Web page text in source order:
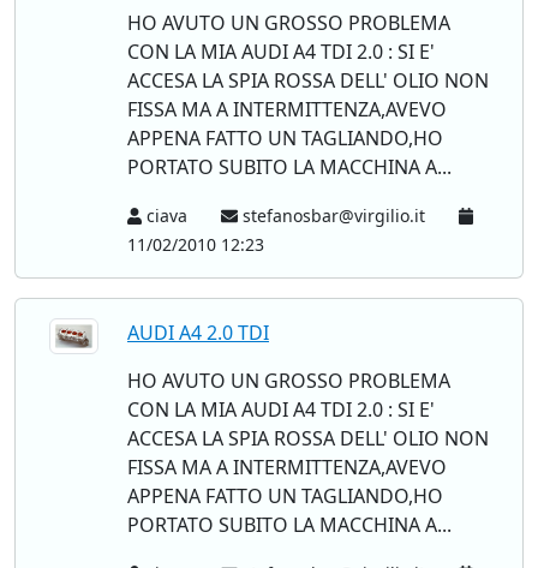
HO AVUTO UN GROSSO PROBLEMA
CON LA MIA AUDI A4 TDI 2.0 : SI E'
ACCESA LA SPIA ROSSA DELL' OLIO NON
FISSA MA A INTERMITTENZA,AVEVO
APPENA FATTO UN TAGLIANDO,HO
PORTATO SUBITO LA MACCHINA A...
ciava
stefanosbar@virgilio.it
11/02/2010 12:23
AUDI A4 2.0 TDI
HO AVUTO UN GROSSO PROBLEMA
CON LA MIA AUDI A4 TDI 2.0 : SI E'
ACCESA LA SPIA ROSSA DELL' OLIO NON
FISSA MA A INTERMITTENZA,AVEVO
APPENA FATTO UN TAGLIANDO,HO
PORTATO SUBITO LA MACCHINA A...